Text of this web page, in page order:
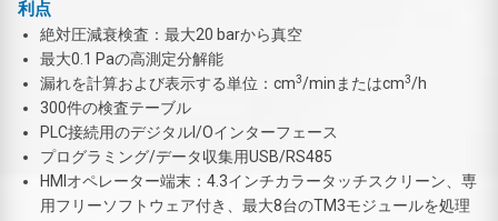
利点
絶対圧減衰検査：最大20 barから真空
最大0.1 Paの高測定分解能
漏れを計算および表示する単位：cm3/minまたはcm3/h
300件の検査テーブル
PLC接続用のデジタルI/Oインターフェース
プログラミング/データ収集用USB/RS485
HMIオペレーター端末：4.3インチカラータッチスクリーン、専
用フリーソフトウェア付き、最大8台のTM3モジュールを処理